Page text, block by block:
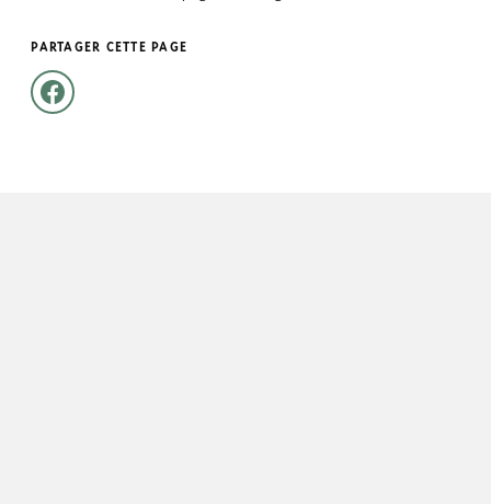
PARTAGER CETTE PAGE